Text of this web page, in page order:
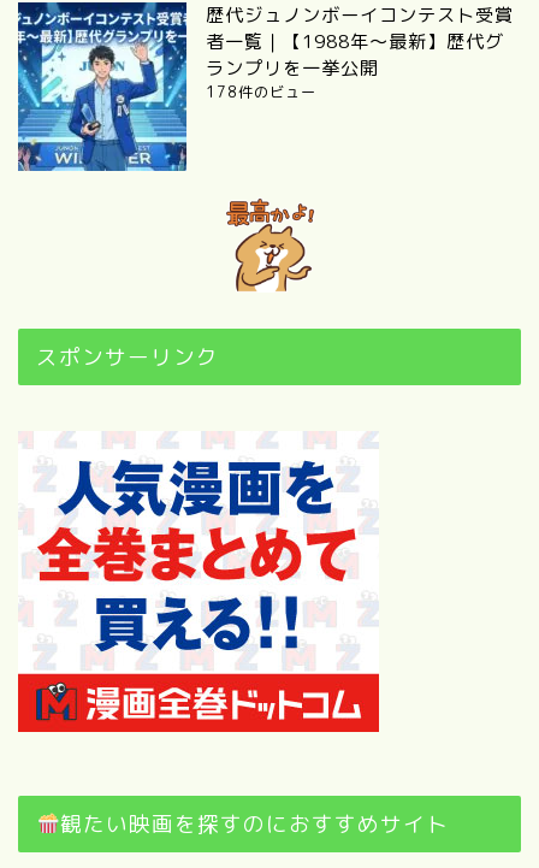
歴代ジュノンボーイコンテスト受賞
者一覧｜【1988年〜最新】歴代グ
ランプリを一挙公開
178件のビュー
スポンサーリンク
観たい映画を探すのにおすすめサイト